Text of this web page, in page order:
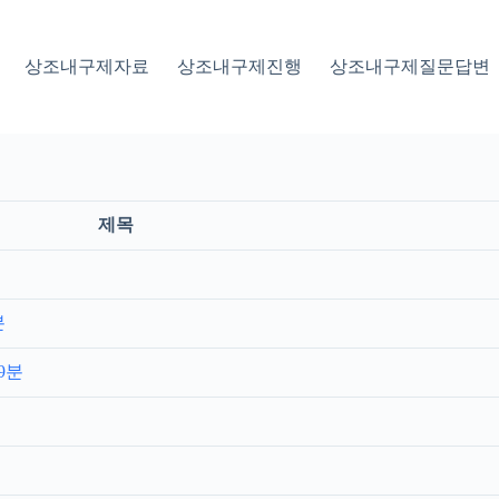
상조내구제자료 상조내구제진행 상조내구제질문답변
제목
분